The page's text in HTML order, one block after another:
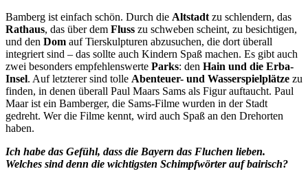
Bamberg ist einfach schön. Durch die Altstadt zu schlendern, das
Rathaus, das über dem Fluss zu schweben scheint, zu besichtigen,
und den Dom auf Tierskulpturen abzusuchen, die dort überall
integriert sind – das sollte auch Kindern Spaß machen. Es gibt auch
zwei besonders empfehlenswerte Parks: den Hain und die Erba-
Insel. Auf letzterer sind tolle Abenteuer- und Wasserspielplätze zu
finden, in denen überall Paul Maars Sams als Figur auftaucht. Paul
Maar ist ein Bamberger, die Sams-Filme wurden in der Stadt
gedreht. Wer die Filme kennt, wird auch Spaß an den Drehorten
haben.
Ich habe das Gefühl, dass die Bayern das Fluchen lieben.
Welches sind denn die wichtigsten Schimpfwörter auf bairisch?